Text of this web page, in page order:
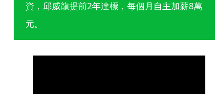
資，邱威龍提前2年達標，每個月自主加薪8萬
元。